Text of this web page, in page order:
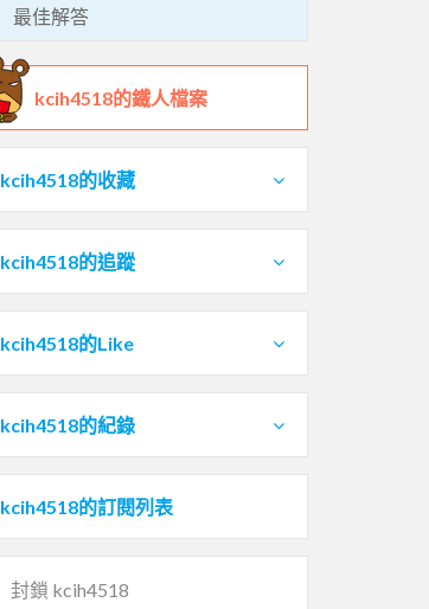
最佳解答
kcih4518的鐵人檔案
kcih4518的收藏
kcih4518的追蹤
kcih4518的Like
kcih4518的紀錄
kcih4518的訂閱列表
封鎖 kcih4518